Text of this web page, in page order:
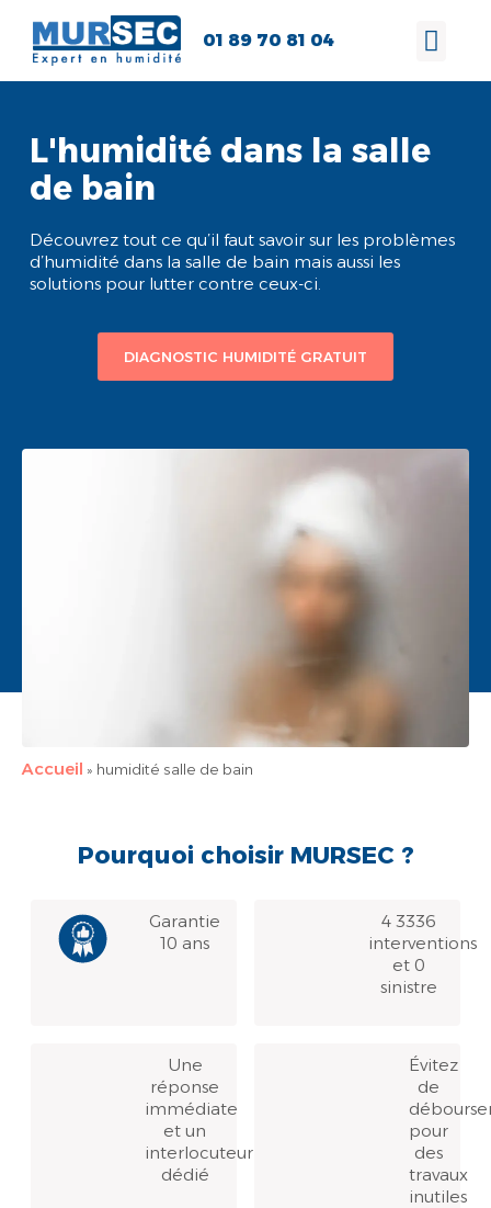
01 89 70 81 04
L'humidité dans la salle
de bain
Découvrez tout ce qu’il faut savoir sur les problèmes
d’humidité dans la salle de bain mais aussi les
solutions pour lutter contre ceux-ci.
DIAGNOSTIC HUMIDITÉ GRATUIT
Accueil » humidité salle de bain
Pourquoi choisir MURSEC ?
Garantie
10 ans
4 3336
interventions
et 0
sinistre
Une
réponse
immédiate
et un
interlocuteur
dédié
Évitez
de
pour
des
travaux
inutiles